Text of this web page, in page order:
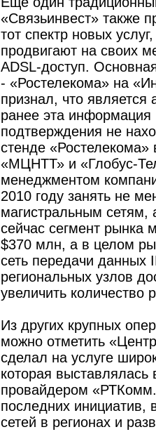
«Связьинвест» также
тот спектр новых
продвигают на своих
ADSL-доступ.
- «Ростелекома» на
признал, что
ранее эта информация
подтверждения не
стенде
«МЦНТТ» и «Глобус-
менеджментом
2010 году занять не
магистральным сетям,
сейчас сегмент рынка
$370 млн, а в целом
сеть передачи данных
региональных узлов
увеличить количество
Из других крупных
можно отметить
сделал на услуге
которая
провайдером
последних инициатив,
сетей в регионах и